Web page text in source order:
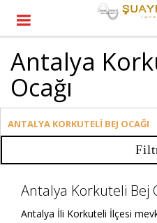
Antalya
Ocağı
ANTALYA KORKUTELİ BEJ OCAĞI
Antalya Korkuteli Bej
Antalya İli Korkuteli İlçesi